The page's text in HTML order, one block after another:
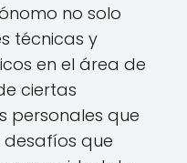
no solo
técnicas y
en el área de
ciertas
personales que
que